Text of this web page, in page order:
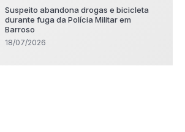
Suspeito abandona drogas e bicicleta
durante fuga da Polícia Militar em
Barroso
18/07/2026